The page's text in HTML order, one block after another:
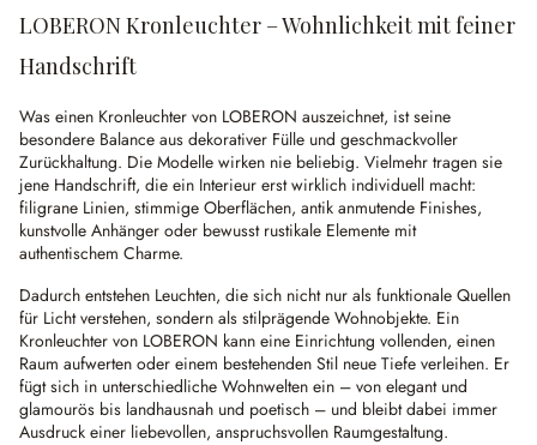
LOBERON Kronleuchter – Wohnlichkeit mit feiner
Handschrift
Was einen Kronleuchter von LOBERON auszeichnet, ist seine
besondere Balance aus dekorativer Fülle und geschmackvoller
Zurückhaltung. Die Modelle wirken nie beliebig. Vielmehr tragen sie
jene Handschrift, die ein Interieur erst wirklich individuell macht:
filigrane Linien, stimmige Oberflächen, antik anmutende Finishes,
kunstvolle Anhänger oder bewusst rustikale Elemente mit
authentischem Charme.
Dadurch entstehen Leuchten, die sich nicht nur als funktionale Quellen
für Licht verstehen, sondern als stilprägende Wohnobjekte. Ein
Kronleuchter von LOBERON kann eine Einrichtung vollenden, einen
Raum aufwerten oder einem bestehenden Stil neue Tiefe verleihen. Er
fügt sich in unterschiedliche Wohnwelten ein – von elegant und
glamourös bis landhausnah und poetisch – und bleibt dabei immer
Ausdruck einer liebevollen, anspruchsvollen Raumgestaltung.